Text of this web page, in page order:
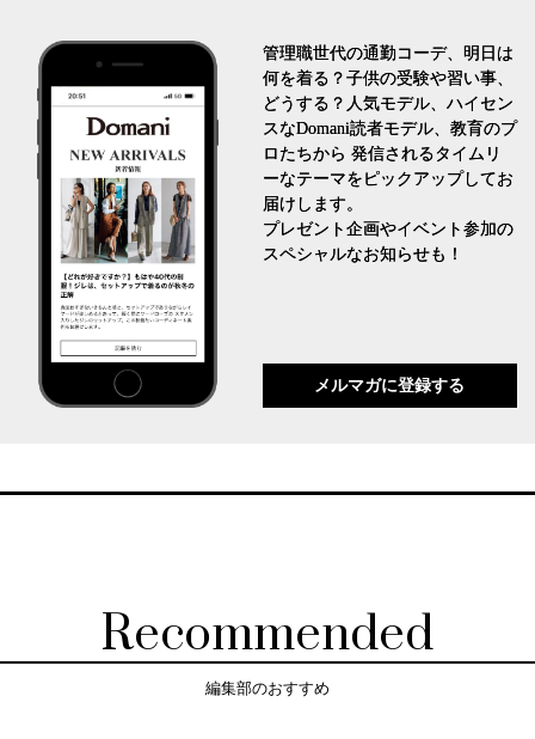
管理職世代の通勤コーデ、明日は
何を着る？子供の受験や習い事、
どうする？人気モデル、ハイセン
スなDomani読者モデル、教育のプ
ロたちから 発信されるタイムリ
ーなテーマをピックアップしてお
届けします。
プレゼント企画やイベント参加の
スペシャルなお知らせも！
メルマガに登録する
Recommended
編集部のおすすめ